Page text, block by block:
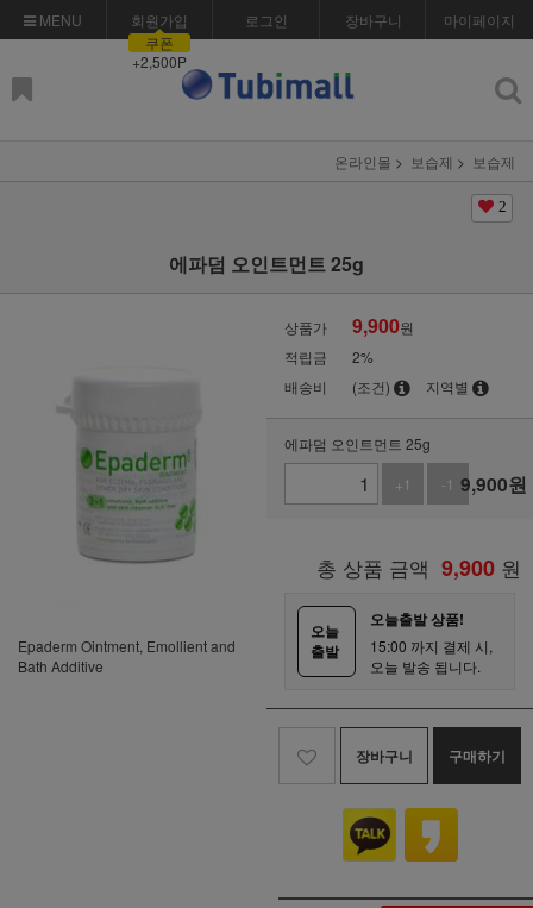
MENU
회원가입
쿠폰
+2,500P
로그인 장바구니 마이페이지
온라인몰 보습제 보습제
2
에파덤 오인트먼트 25g
Epaderm Ointment, Emollient and
Bath Additive
상품가 9,900원
적립금
2%
배송비
(조건) 지역별
에파덤 오인트먼트 25g
+1
-1 9,900원
총 상품 금액 9,900 원
오늘
출발
오늘출발 상품!
15:00 까지 결제 시,
오늘 발송 됩니다.
장바구니 구매하기